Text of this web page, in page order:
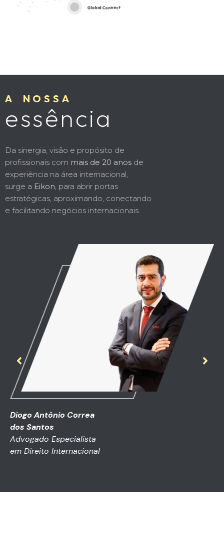
Global Connect
A NOSSA
essência
Da sinergia, visão e propósito de
profissionais com mais de 20 anos de
experiência na área internacional,
surge a Eikon, para abrir portas
estratégicas, aproximando, conectando
e facilitando negócios internacionais.
Diogo Antônio Correa
dos Santos
Advogado Especialista
em Direito Internacional